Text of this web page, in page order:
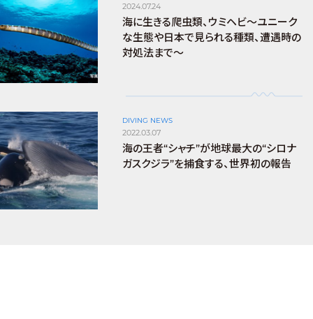
2024.07.24
海に生きる爬虫類、ウミヘビ～ユニーク
な生態や日本で見られる種類、遭遇時の
対処法まで～
DIVING NEWS
2022.03.07
海の王者“シャチ”が地球最大の“シロナ
ガスクジラ”を捕食する、世界初の報告